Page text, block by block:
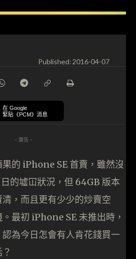
Published:2016-04-07
在 Google
緊貼《PCM》消息
- 廣告 -
的 iPhone SE 首賣，雖然沒
的墟冚狀況，但 64GB 版本
，而且更有少少的炒賣空
最初 iPhone SE 未推出時，
為今日怎會有人肯花錢買一